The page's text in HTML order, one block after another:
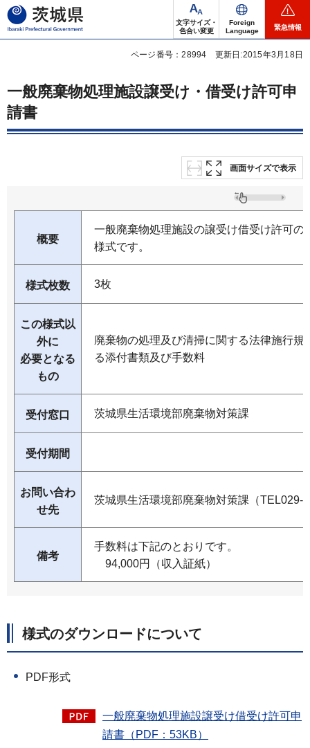
茨城県
文字サイズ・
色合い変更
Foreign
Language
緊急情報
ページ番号：28994 更新日:2015年3月18日
一般廃棄物処理施設譲受け・借受け許可申
請書
画面サイズで表示
概要
一般廃棄物処理施設の譲受け借受け許可の
様式です。
様式枚数 3枚
この様式以
外に
必要となる
もの
廃棄物の処理及び清掃に関する法律施行規
る添付書類及び手数料
受付窓口 茨城県生活環境部廃棄物対策課
受付期間
お問い合わ
せ先
茨城県生活環境部廃棄物対策課（TEL029-
備考
手数料は下記のとおりです。
94,000円（収入証紙）
様式のダウンロードについて
PDF形式
一般廃棄物処理施設譲受け借受け許可申
請書（PDF：53KB）